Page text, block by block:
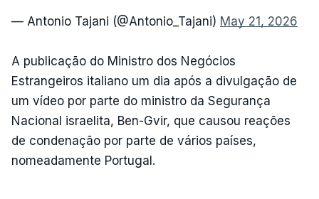
— Antonio Tajani (@Antonio_Tajani) May 21, 2026
A publicação do Ministro dos Negócios
Estrangeiros italiano um dia após a divulgação de
um vídeo por parte do ministro da Segurança
Nacional israelita, Ben-Gvir, que causou reações
de condenação por parte de vários países,
nomeadamente Portugal.